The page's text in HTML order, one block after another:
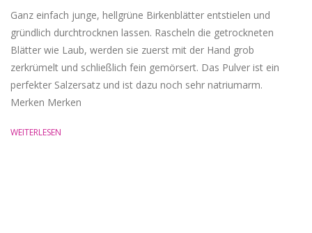
Ganz einfach junge, hellgrüne Birkenblätter entstielen und
gründlich durchtrocknen lassen. Rascheln die getrockneten
Blätter wie Laub, werden sie zuerst mit der Hand grob
zerkrümelt und schließlich fein gemörsert. Das Pulver ist ein
perfekter Salzersatz und ist dazu noch sehr natriumarm.
Merken Merken
WEITERLESEN